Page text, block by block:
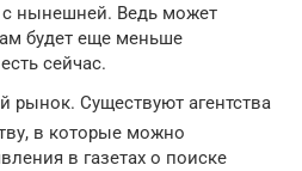
с нынешней. Ведь может
будет еще меньше
сейчас.
рынок. Существуют агентства
в которые можно
в газетах о поиске